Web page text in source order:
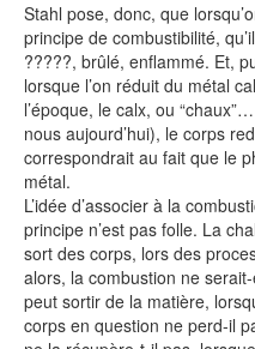
Stahl pose, donc, que
principe de combustibilité,
?????, brûlé, enflammé. Et,
lorsque l’on réduit du métal
l’époque, le calx, ou
nous aujourd’hui), le corps
correspondrait au fait que le
métal.
L’idée d’associer à la
principe n’est pas folle. La
sort des corps, lors des
alors, la combustion ne
peut sortir de la matière,
corps en question ne perd-il